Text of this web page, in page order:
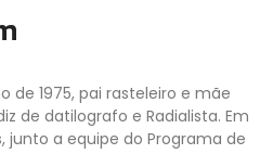
de 1975, pai rasteleiro e mãe
de datilografo e Radialista. Em
junto a equipe do Programa de